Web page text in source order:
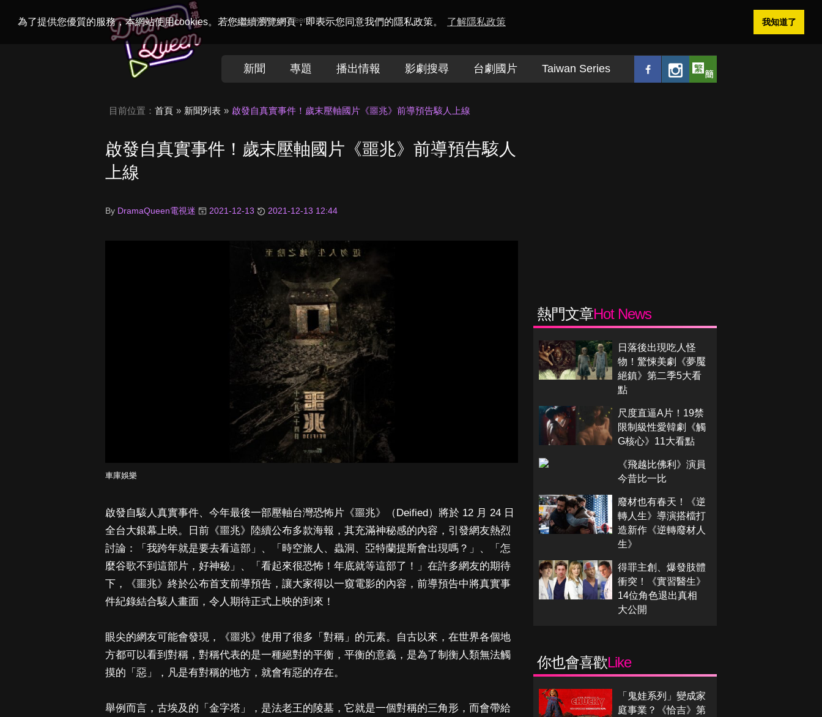
為了提供您優質的服務，本網站使用cookies。若您繼續瀏覽網頁，即表示您同意我們的隱私政策。 了解隱私政策 我知道了
Welcome toDramaQueen電視迷
新聞 專題 播出情報 影劇搜尋 台劇國片 Taiwan Series
目前位置： 首頁 新聞列表 啟發自真實事件！歲末壓軸國片《噩兆》前導預告駭人上線
啟發自真實事件！歲末壓軸國片《噩兆》前導預告駭人
上線
By DramaQueen電視迷 2021-12-13 2021-12-13 12:44
車庫娛樂
啟發自駭人真實事件、今年最後一部壓軸台灣恐怖片《噩兆》（Deified）將於 12 月 24 日
全台大銀幕上映。日前《噩兆》陸續公布多款海報，其充滿神秘感的內容，引發網友熱烈
討論：「我跨年就是要去看這部」、「時空旅人、蟲洞、亞特蘭提斯會出現嗎？」、「怎
麼谷歌不到這部片，好神秘」、「看起來很恐怖！年底就等這部了！」在許多網友的期待
下，《噩兆》終於公布首支前導預告，讓大家得以一窺電影的內容，前導預告中將真實事
件紀錄結合駭人畫面，令人期待正式上映的到來！
眼尖的網友可能會發現，《噩兆》使用了很多「對稱」的元素。自古以來，在世界各個地
方都可以看到對稱，對稱代表的是一種絕對的平衡，平衡的意義，是為了制衡人類無法觸
摸的「惡」，凡是有對稱的地方，就會有惡的存在。
舉例而言，古埃及的「金字塔」，是法老王的陵墓，它就是一個對稱的三角形，而會帶給
熱門文章Hot News
日落後出現吃人怪
物！驚悚美劇《夢魘
絕鎮》第二季5大看
點
尺度直逼A片！19禁
限制級性愛韓劇《觸
G核心》11大看點
《飛越比佛利》演員
今昔比一比
廢材也有春天！《逆
轉人生》導演搭檔打
造新作《逆轉廢材人
生》
得罪主創、爆發肢體
衝突！《實習醫生》
14位角色退出真相
大公開
你也會喜歡Like
「鬼娃系列」變成家
庭事業？《恰吉》第